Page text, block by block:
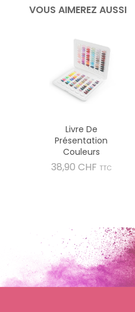
VOUS AIMEREZ AUSSI
Livre De
Présentation
Couleurs
38,90 CHF Prix
TTC